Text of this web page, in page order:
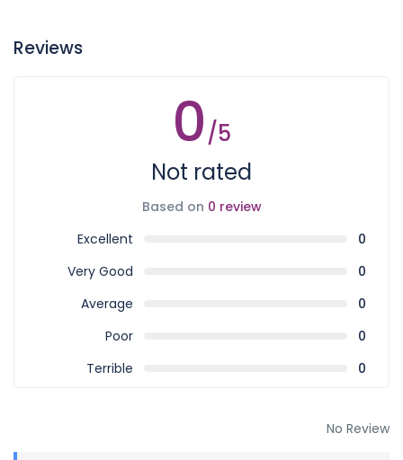
Reviews
0/5
Not rated
Based on 0 review
Excellent
0
Very Good
0
Average
0
Poor
0
Terrible
0
No Review